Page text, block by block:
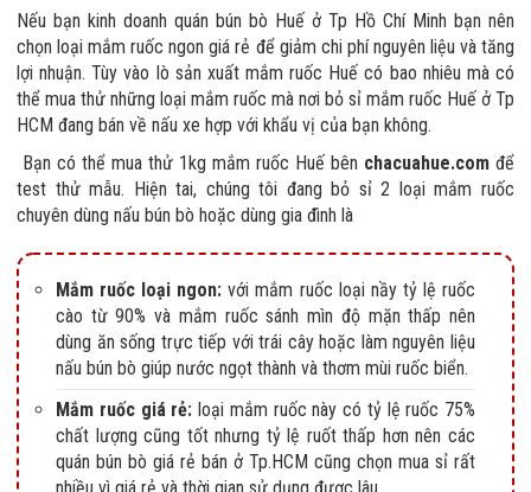
Nếu bạn kinh doanh quán bún bò Huế ở Tp Hồ Chí Minh bạn nên
chọn loại mắm ruốc ngon giá rẻ để giảm chi phí nguyên liệu và tăng
lợi nhuận. Tùy vào lò sản xuất mắm ruốc Huế có bao nhiêu mà có
thể mua thử những loại mắm ruốc mà nơi bỏ sỉ mắm ruốc Huế ở Tp
HCM đang bán về nấu xe hợp với khẩu vị của bạn không.
Bạn có thể mua thử 1kg mắm ruốc Huế bên chacuahue.com để
test thử mẫu. Hiện tai, chúng tôi đang bỏ sỉ 2 loại mắm ruốc
chuyên dùng nấu bún bò hoặc dùng gia đình là
Mắm ruốc loại ngon:với mắm ruốc loại nầy tỷ lệ ruốc
cào từ 90% và mắm ruốc sánh mìn độ mặn thấp nên
dùng ăn sống trực tiếp với trái cây hoặc làm nguyên liệu
nấu bún bò giúp nước ngọt thành và thơm mùi ruốc biển.
Mắm ruốc giá rẻ: loại mắm ruốc này có tỷ lệ ruốc 75%
chất lượng cũng tốt nhưng tỷ lệ ruốt thấp hơn nên các
quán bún bò giá rẻ bán ở Tp.HCM cũng chọn mua sỉ rất